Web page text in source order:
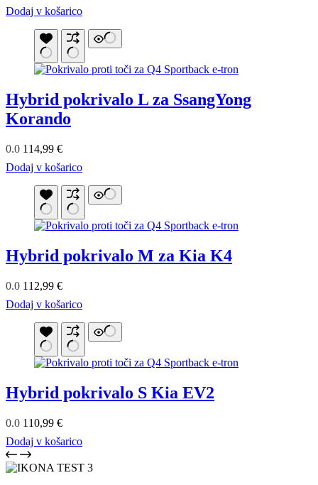
Dodaj v košarico
Hybrid pokrivalo L za SsangYong
Korando
0.0 114,99 €
Dodaj v košarico
Hybrid pokrivalo M za Kia K4
0.0 112,99 €
Dodaj v košarico
Hybrid pokrivalo S Kia EV2
0.0 110,99 €
Dodaj v košarico